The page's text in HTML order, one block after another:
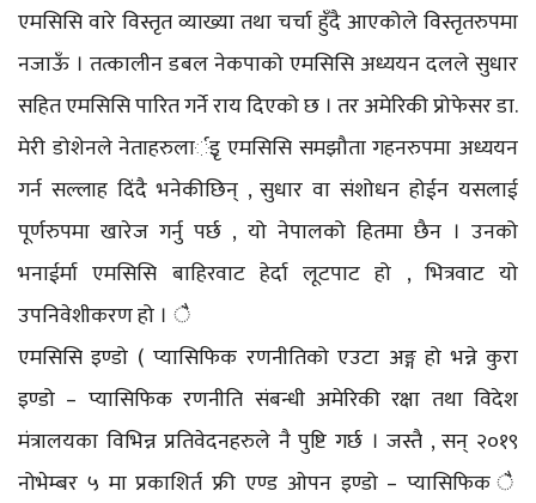
एमसिसि वारे विस्तृत व्याख्या तथा चर्चा हुँदै आएकोले विस्तृतरुपमा
नजाऊँ । तत्कालीन डबल नेकपाको एमसिसि अध्ययन दलले सुधार
सहित एमसिसि पारित गर्ने राय दिएको छ । तर अमेरिकी प्रोफेसर डा.
मेरी डोशेनले नेताहरुलार्इृ एमसिसि समझौता गहनरुपमा अध्ययन
गर्न सल्लाह दिंदै भनेकीछिन् , सुधार वा संशोधन होईन यसलाई
पूर्णरुपमा खारेज गर्नु पर्छ , यो नेपालको हितमा छैन । उनको
भनाईर्मा एमसिसि बाहिरवाट हेर्दा लूटपाट हो , भित्रवाट यो
उपनिवेशीकरण हो । ै
एमसिसि इण्डो ( प्यासिफिक रणनीतिको एउटा अङ्ग हो भन्ने कुरा
इण्डो – प्यासिफिक रणनीति संबन्धी अमेरिकी रक्षा तथा विदेश
मंत्रालयका विभिन्न प्रतिवेदनहरुले नै पुष्टि गर्छ । जस्तै , सन् २०१९
नोभेम्बर ५ मा प्रकाशिर्त फ्री एण्ड ओपन इण्डो – प्यासिफिक ै